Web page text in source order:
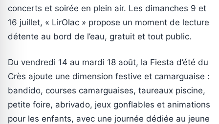
concerts et soirée en plein air. Les dimanches 9 et
16 juillet, « LirOlac » propose un moment de lecture
détente au bord de l’eau, gratuit et tout public.
Du vendredi 14 au mardi 18 août, la Fiesta d’été du
Crès ajoute une dimension festive et camarguaise :
bandido, courses camarguaises, taureaux piscine,
petite foire, abrivado, jeux gonflables et animations
pour les enfants, avec une journée dédiée au jeune